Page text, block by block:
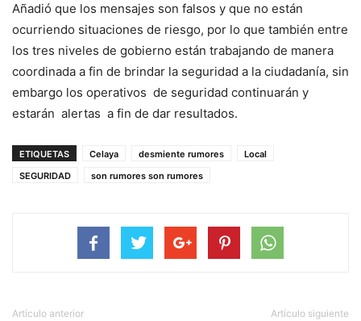
Añadió que los mensajes son falsos y que no están
ocurriendo situaciones de riesgo, por lo que también entre
los tres niveles de gobierno están trabajando de manera
coordinada a fin de brindar la seguridad a la ciudadanía, sin
embargo los operativos de seguridad continuarán y
estarán alertas a fin de dar resultados.
ETIQUETAS Celaya desmiente rumores
Local
SEGURIDAD
son rumores son rumores
Artículo anterior Artículo siguiente